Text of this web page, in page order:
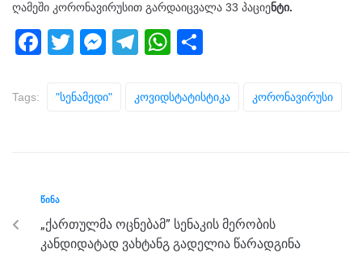
ღამეში კორონავირუსით გარდაიცვალა 33 პაციენტი.
F
o
k
T
tt
M
ss
T
e
W
at ar
Tags: "სენამედი" Კოვიდსტატისტიკა Კორონავირუსი
ᲬᲘᲜᲐ
„ქართულმა ოცნებამ” სენაკის მერობის
კანდიდატად ვახტანგ გადელია წარადგინა